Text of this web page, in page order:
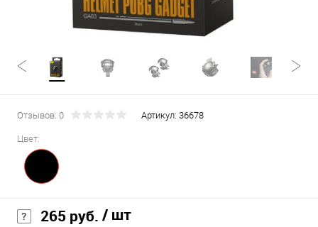
Отзывов: 0 Артикул: 36678
Цвет:
265 руб. / шт